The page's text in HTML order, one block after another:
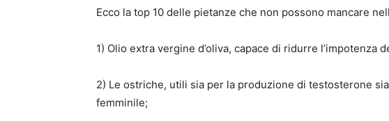
Ecco la top 10 delle pietanze che non possono mancare
1) Olio extra vergine d’oliva, capace di ridurre l’impotenza
2) Le ostriche, utili sia per la produzione di testosterone
femminile;